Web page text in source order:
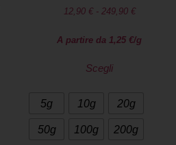
12,90 € - 249,90 €
A partire da 1,25 €/g
Scegli
5g 10g 20g
50g 100g 200g